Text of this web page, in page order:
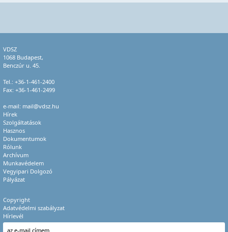
VDSZ
1068 Budapest,
Benczúr u. 45.
Tel.: +36-1-461-2400
Fax: +36-1-461-2499
e-mail: mail@vdsz.hu
Hírek
Szolgáltatások
Hasznos
Dokumentumok
Rólunk
Archívum
Munkavédelem
Vegyipari Dolgozó
Pályázat
Copyright
Adatvédelmi szabályzat
Hírlevél